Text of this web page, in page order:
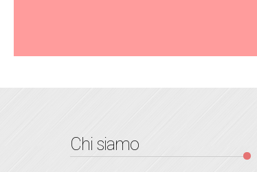
Chi siamo